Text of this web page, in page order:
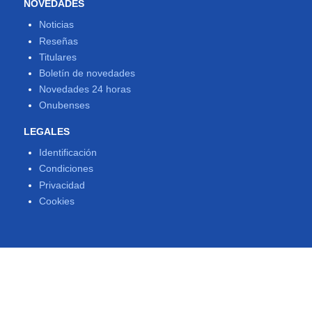
NOVEDADES
Noticias
Reseñas
Titulares
Boletín de novedades
Novedades 24 horas
Onubenses
LEGALES
Identificación
Condiciones
Privacidad
Cookies